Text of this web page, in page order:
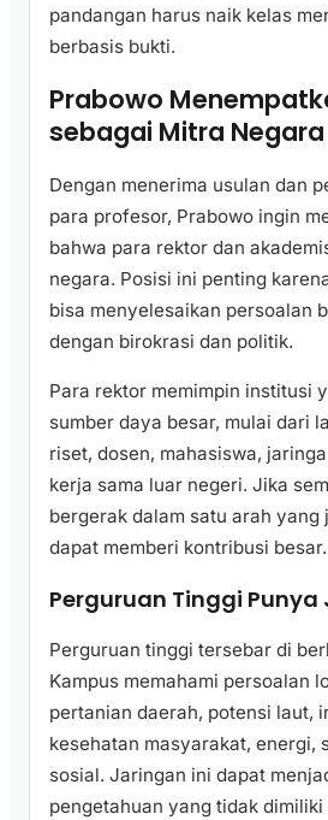
pandangan harus naik kelas
berbasis bukti.
Prabowo
sebagai Mitra Negara
Dengan menerima usulan dan
para profesor, Prabowo ingin
bahwa para rektor dan
negara. Posisi ini penting
bisa menyelesaikan persoalan
dengan birokrasi dan politik.
Para rektor memimpin institusi
sumber daya besar, mulai dari
riset, dosen, mahasiswa,
kerja sama luar negeri. Jika
bergerak dalam satu arah yang
dapat memberi kontribusi besar.
Perguruan Tinggi
Perguruan tinggi tersebar di
Kampus memahami persoalan
pertanian daerah, potensi laut,
kesehatan masyarakat, energi,
sosial. Jaringan ini dapat
pengetahuan yang tidak